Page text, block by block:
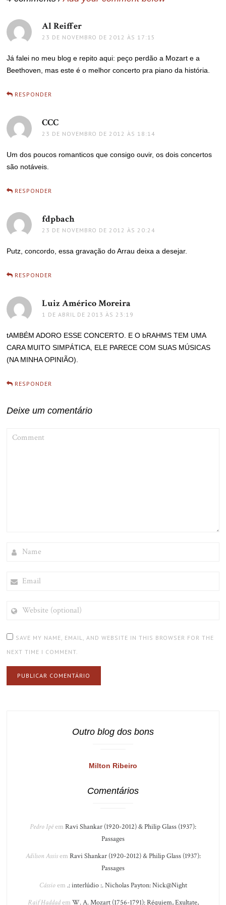
Al Reiffer
23 DE NOVEMBRO DE 2012 ÀS 17:15
Já falei no meu blog e repito aqui: peço perdão a Mozart e a
Beethoven, mas este é o melhor concerto pra piano da história.
RESPONDER
CCC
23 DE NOVEMBRO DE 2012 ÀS 18:14
Um dos poucos romanticos que consigo ouvir, os dois concertos
são notáveis.
RESPONDER
fdpbachdisse:
23 DE NOVEMBRO DE 2012 ÀS 20:24
Putz, concordo, essa gravação do Arrau deixa a desejar.
RESPONDER
Luiz Américo Moreira
1 DE ABRIL DE 2013 ÀS 23:19
tAMBÉM ADORO ESSE CONCERTO. E O bRAHMS TEM UMA
CARA MUITO SIMPÁTICA, ELE PARECE COM SUAS MÚSICAS
(NA MINHA OPINIÃO).
RESPONDER
Deixe um comentário
(OPTIONAL)
SAVE MY NAME, EMAIL, AND WEBSITE IN THIS BROWSER FOR THE
NEXT TIME I COMMENT.
Outro blog dos bons
Milton Ribeiro
Comentários
Pedro Ipêem Ravi Shankar (1920-2012) & Philip Glass (1937):
Passages
Adilson Assisem Ravi Shankar (1920-2012) & Philip Glass (1937):
Passages
Cássioem .: interlúdio :. Nicholas Payton: Nick@Night
Raif Haddadem W. A. Mozart (1756-1791): Réquiem, Exultate,